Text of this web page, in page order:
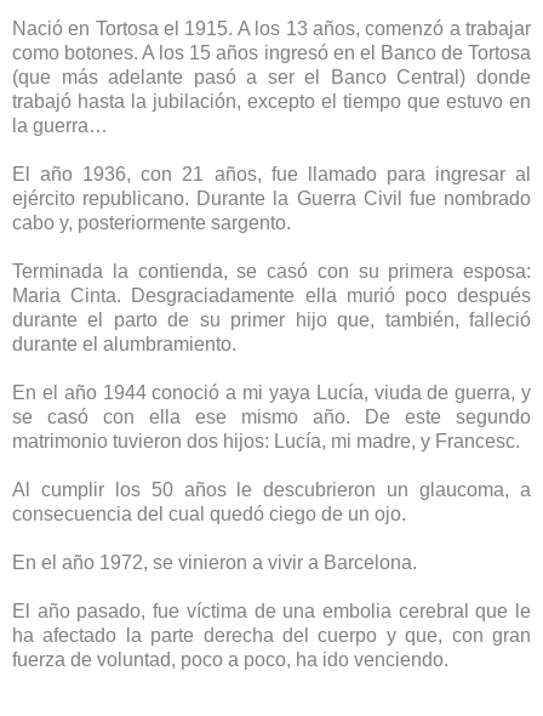
Nació en Tortosa el 1915. A los 13 años, comenzó a trabajar
como botones. A los 15 años ingresó en el Banco de Tortosa
(que más adelante pasó a ser el Banco Central) donde
trabajó hasta la jubilación, excepto el tiempo que estuvo en
la guerra…
El año 1936, con 21 años, fue llamado para ingresar al
ejército republicano. Durante la Guerra Civil fue nombrado
cabo y, posteriormente sargento.
Terminada la contienda, se casó con su primera esposa:
Maria Cinta. Desgraciadamente ella murió poco después
durante el parto de su primer hijo que, también, falleció
durante el alumbramiento.
En el año 1944 conoció a mi yaya Lucía, viuda de guerra, y
se casó con ella ese mismo año. De este segundo
matrimonio tuvieron dos hijos: Lucía, mi madre, y Francesc.
Al cumplir los 50 años le descubrieron un glaucoma, a
consecuencia del cual quedó ciego de un ojo.
En el año 1972, se vinieron a vivir a Barcelona.
El año pasado, fue víctima de una embolia cerebral que le
ha afectado la parte derecha del cuerpo y que, con gran
fuerza de voluntad, poco a poco, ha ido venciendo.